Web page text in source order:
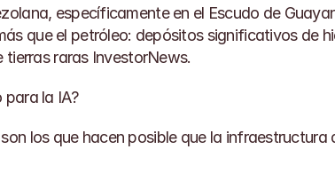
específicamente en el Escudo de
que el petróleo: depósitos significativos de
tierras raras InvestorNews.
la IA?
los que hacen posible que la infraestructura